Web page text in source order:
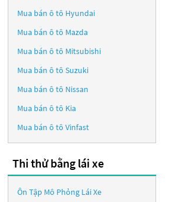
Mua bán ô tô Hyundai
Mua bán ô tô Mazda
Mua bán ô tô Mitsubishi
Mua bán ô tô Suzuki
Mua bán ô tô Nissan
Mua bán ô tô Kia
Mua bán ô tô Vinfast
Thi thử bằng lái xe
Ôn Tập Mô Phỏng Lái Xe